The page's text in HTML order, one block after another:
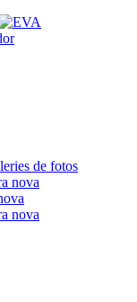
de fotos
nova
nova